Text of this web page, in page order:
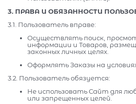
3. ПРАВА И ОБЯЗАННОСТИ
3.1. Пользователь вправе:
Осуществлять поиск,
информации и Товаров,
законных личных целях.
Оформлять Заказы на
3.2. Пользователь обязуется:
Не использовать Сайт для
или запрещенных целей.